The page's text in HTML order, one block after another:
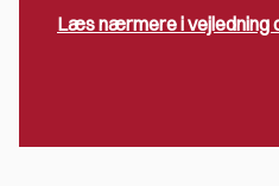
Læs nærmere i vejledning